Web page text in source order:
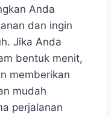
Anda
dan ingin
Jika Anda
bentuk menit,
memberikan
mudah
perjalanan